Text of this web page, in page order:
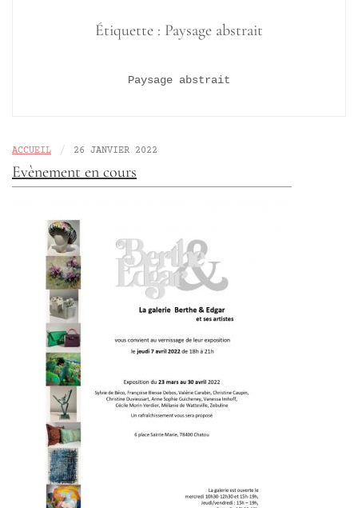
Étiquette : Paysage abstrait
Paysage abstrait
ACCUEIL / 26 JANVIER 2022
Evènement en cours